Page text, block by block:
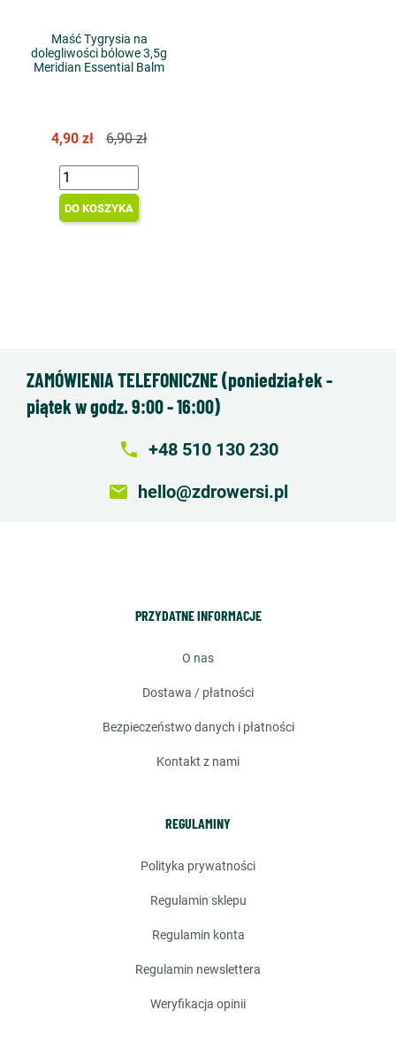
Maść Tygrysia na
dolegliwości bólowe 3,5g
Meridian Essential Balm
4,90 zł 6,90 zł
DO KOSZYKA
ZAMÓWIENIA TELEFONICZNE (poniedziałek -
piątek w godz. 9:00 - 16:00)
local_phone +48 510 130 230
email hello@zdrowersi.pl
PRZYDATNE INFORMACJE
o nas
dostawa / płatności
bezpieczeństwo danych i płatności
kontakt z nami
REGULAMINY
polityka prywatności
regulamin sklepu
regulamin konta
regulamin newslettera
weryfikacja opinii